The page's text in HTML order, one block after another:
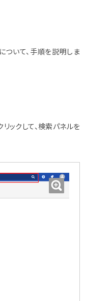
いて、手順を説明しま
ックして、検索パネルを